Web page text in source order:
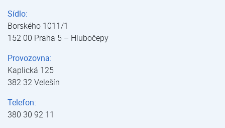
Sídlo:
Borského 1011/1
152 00 Praha 5 – Hlubočepy
Provozovna:
Kaplická 125
382 32 Velešín
Telefon:
380 30 92 11